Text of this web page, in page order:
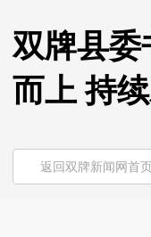
双牌县委
而上 持
返回双牌新闻网首页